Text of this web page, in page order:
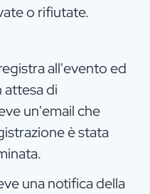
o rifiutate.
all'evento ed
attesa di
un'email che
è stata
una notifica della